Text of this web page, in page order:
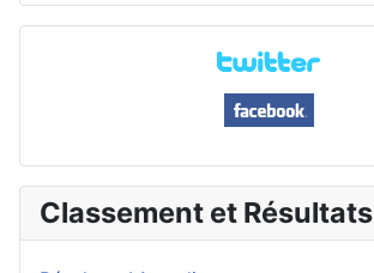
Classement et Résultats